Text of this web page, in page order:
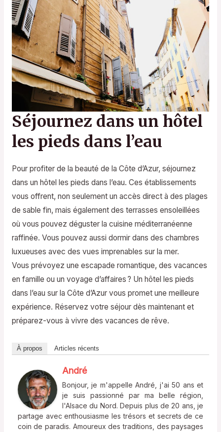
Séjournez dans un hôtel
les pieds dans l’eau
Pour profiter de la beauté de la Côte d’Azur, séjournez
dans un hôtel les pieds dans l’eau. Ces établissements
vous offrent, non seulement un accès direct à des plages
de sable fin, mais également des terrasses ensoleillées
où vous pouvez déguster la cuisine méditerranéenne
raffinée. Vous pouvez aussi dormir dans des chambres
luxueuses avec des vues imprenables sur la mer.
Vous prévoyez une escapade romantique, des vacances
en famille ou un voyage d’affaires ? Un hôtel les pieds
dans l’eau sur la Côte d’Azur vous promet une meilleure
expérience. Réservez votre séjour dès maintenant et
préparez-vous à vivre des vacances de rêve.
À propos Articles récents
André
Bonjour, je m'appelle André, j'ai 50 ans et
je suis passionné par ma belle région,
l'Alsace du Nord. Depuis plus de 20 ans, je
partage avec enthousiasme les trésors et secrets de ce
coin de paradis. Amoureux des traditions, des paysages